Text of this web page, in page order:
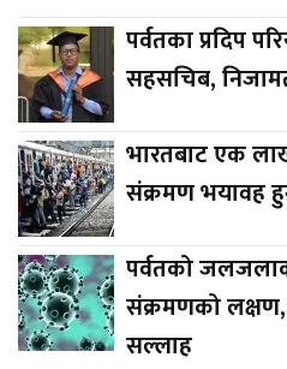
पर्वतका प्रदिप
सहसचिब,
भारतबाट एक
संक्रमण भयावह
पर्वतको
संक्रमणको
सल्लाह